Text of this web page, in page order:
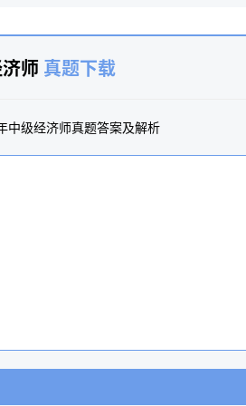
师 真题下载
中级经济师真题答案及解析